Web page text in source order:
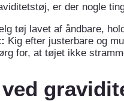
er der nogle
tøj lavet af åndbare,
Kig efter justerbare og
for, at tøjet ikke